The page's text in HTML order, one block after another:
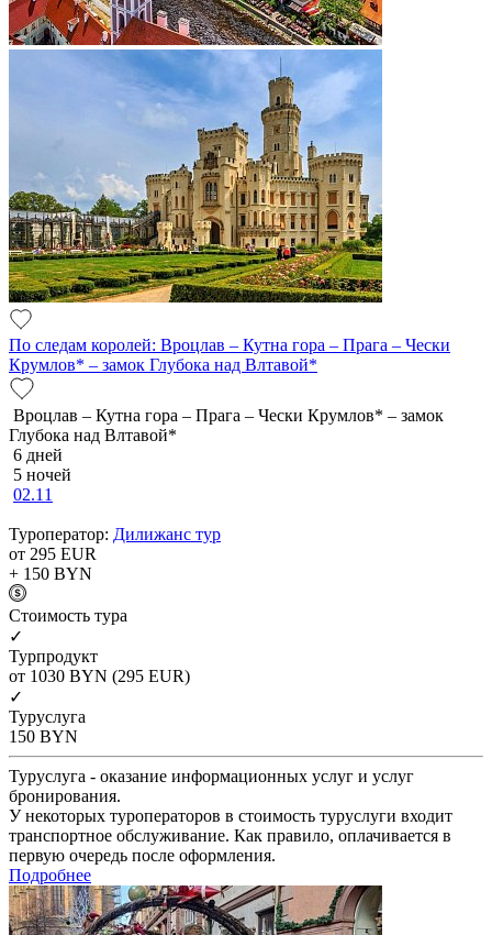
По следам королей: Вроцлав – Кутна гора – Прага – Чески
Крумлов* – замок Глубока над Влтавой*
Вроцлав – Кутна гора – Прага – Чески Крумлов* – замок
Глубока над Влтавой*
6 дней
5 ночей
02.11
Туроператор: Дилижанс тур
от 295 EUR
+ 150 BYN
Cтоимость тура
✓
Турпродукт
от 1030 BYN (295 EUR)
✓
Туруслуга
150 BYN
Туруслуга - оказание информационных услуг и услуг
бронирования.
У некоторых туроператоров в стоимость туруслуги входит
транспортное обслуживание. Как правило, оплачивается в
первую очередь после оформления.
Подробнее